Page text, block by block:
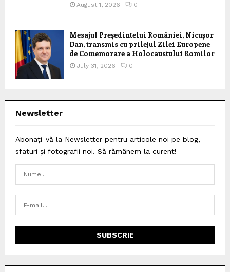
August 1, 2026 0
Mesajul Președintelui României, Nicușor
Dan, transmis cu prilejul Zilei Europene
de Comemorare a Holocaustului Romilor
July 31, 2026 0
Newsletter
Abonați-vă la Newsletter pentru articole noi pe blog,
sfaturi și fotografii noi. Să rămânem la curent!